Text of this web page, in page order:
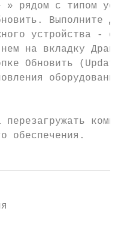
» рядом с типом
Выполните
устройства -
нем на вкладку
Обновить
оборудования
обеспечения.